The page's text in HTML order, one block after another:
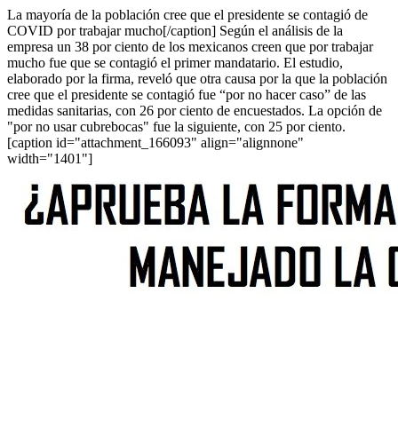
La mayoría de la población cree que el presidente se contagió de
COVID por trabajar mucho[/caption] Según el análisis de la
empresa un 38 por ciento de los mexicanos creen que por trabajar
mucho fue que se contagió el primer mandatario. El estudio,
elaborado por la firma, reveló que otra causa por la que la población
cree que el presidente se contagió fue “por no hacer caso” de las
medidas sanitarias, con 26 por ciento de encuestados. La opción de
"por no usar cubrebocas" fue la siguiente, con 25 por ciento.
[caption id="attachment_166093" align="alignnone"
width="1401"]